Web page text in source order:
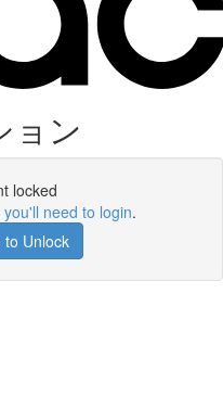
ョン
locked
you'll need to login.
to Unlock